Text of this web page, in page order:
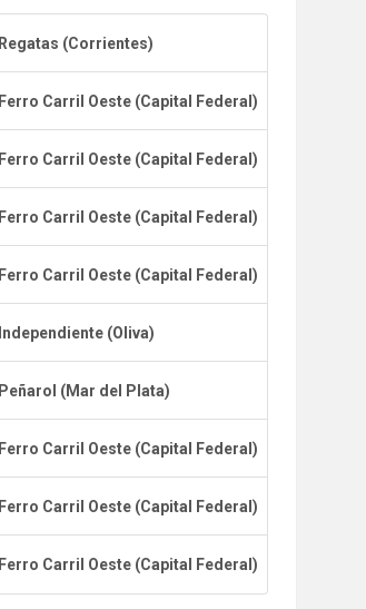
Regatas (Corrientes)
Ferro Carril Oeste (Capital Federal)
Ferro Carril Oeste (Capital Federal)
Ferro Carril Oeste (Capital Federal)
Ferro Carril Oeste (Capital Federal)
Independiente (Oliva)
Peñarol (Mar del Plata)
Ferro Carril Oeste (Capital Federal)
Ferro Carril Oeste (Capital Federal)
Ferro Carril Oeste (Capital Federal)